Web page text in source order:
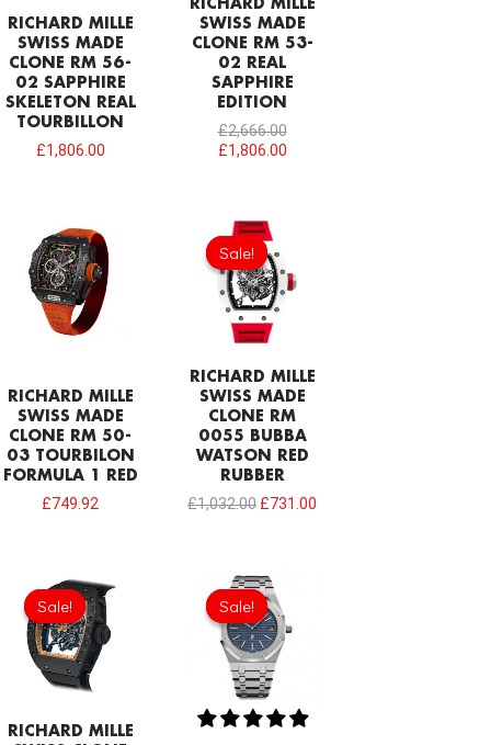
RICHARD MILLE
SWISS MADE
CLONE RM 56-
02 SAPPHIRE
SKELETON REAL
TOURBILLON
£1,806.00
RICHARD MILLE
SWISS MADE
CLONE RM 53-
02 REAL
SAPPHIRE
EDITION
£2,666.00
£1,806.00
RICHARD MILLE
SWISS MADE
CLONE RM 50-
03 TOURBILON
FORMULA 1 RED
£749.92
Sale!
Sale!
RICHARD MILLE
SWISS MADE
CLONE RM
0055 BUBBA
WATSON RED
RUBBER
£1,032.00
Original
price
was:
£1,032.00.
£731.00
Sale!
Sale!
RICHARD MILLE
price
was:
£1,032.00.
Sale!
Sale!
Original
price
was:
£1,204.00.